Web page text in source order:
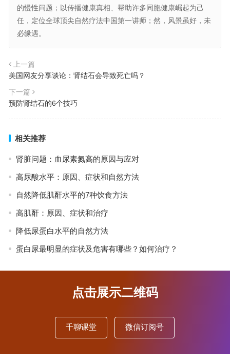
的慢性问题；以传播健康真相、帮助许多同胞健康崛起为己
任，定位全球顶尖自然疗法中国第一讲师；然，风景虽好，未
必缘遇。
上一篇
美国网友分享谈论：肾结石会导致死亡吗？
下一篇
预防肾结石的6个技巧
相关推荐
肾脏问题：血尿素氮高的原因与应对
高尿酸水平：原因、症状和自然方法
自然降低肌酐水平的7种饮食方法
高肌酐：原因、症状和治疗
降低尿蛋白水平的自然方法
蛋白尿最明显的症状及危害有哪些？如何治疗？
点击展示二维码
千聊课堂 微信订阅号